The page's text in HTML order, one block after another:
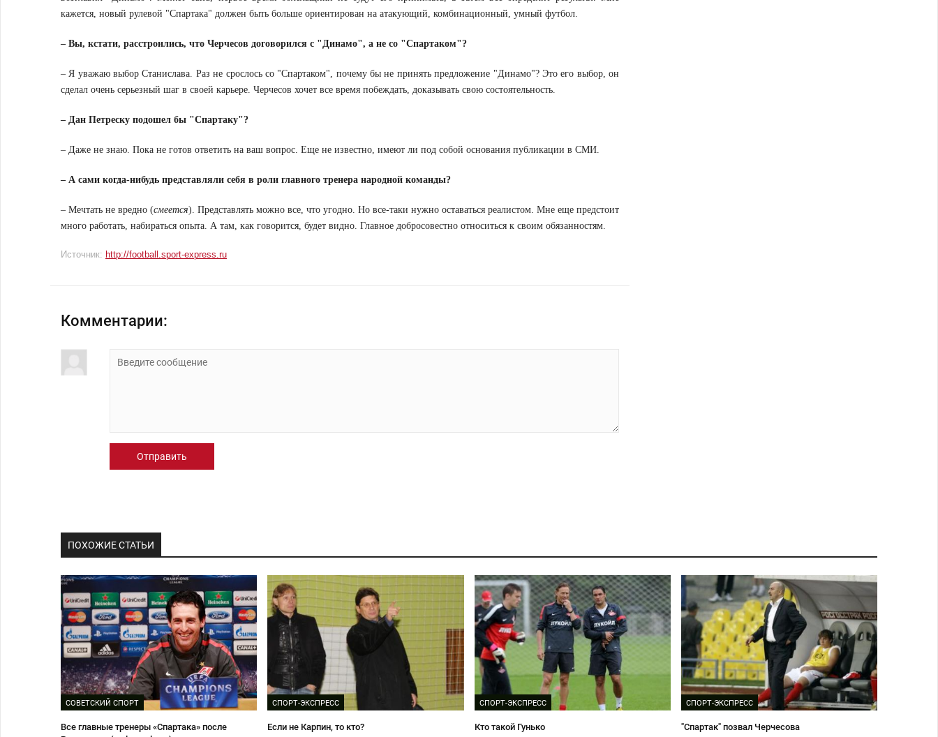
кажется, новый рулевой "Спартака" должен быть больше ориентирован на атакующий, комбинационный, умный футбол.
– Вы, кстати, расстроились, что Черчесов договорился с "Динамо", а не со "Спартаком"?
– Я уважаю выбор Станислава. Раз не срослось со "Спартаком", почему бы не принять предложение "Динамо"? Это его выбор, он
сделал очень серьезный шаг в своей карьере. Черчесов хочет все время побеждать, доказывать свою состоятельность.
– Дан Петреску подошел бы "Спартаку"?
– Даже не знаю. Пока не готов ответить на ваш вопрос. Еще не известно, имеют ли под собой основания публикации в СМИ.
– А сами когда-нибудь представляли себя в роли главного тренера народной команды?
– Мечтать не вредно (смеется). Представлять можно все, что угодно. Но все-таки нужно оставаться реалистом. Мне еще предстоит
много работать, набираться опыта. А там, как говорится, будет видно. Главное добросовестно относиться к своим обязанностям.
Источник: http://football.sport-express.ru
Комментарии:
Отправить
ПОХОЖИЕ СТАТЬИ
СОВЕТСКИЙ СПОРТ
Все главные тренеры «Спартака» после
СПОРТ-ЭКСПРЕСС
Если не Карпин, то кто?
СПОРТ-ЭКСПРЕСС
Кто такой Гунько
СПОРТ-ЭКСПРЕСС
"Спартак" позвал Черчесова